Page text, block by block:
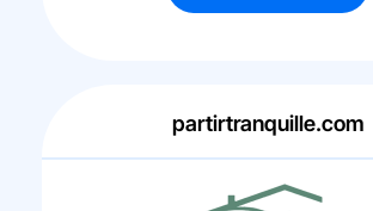
partirtranquille.com